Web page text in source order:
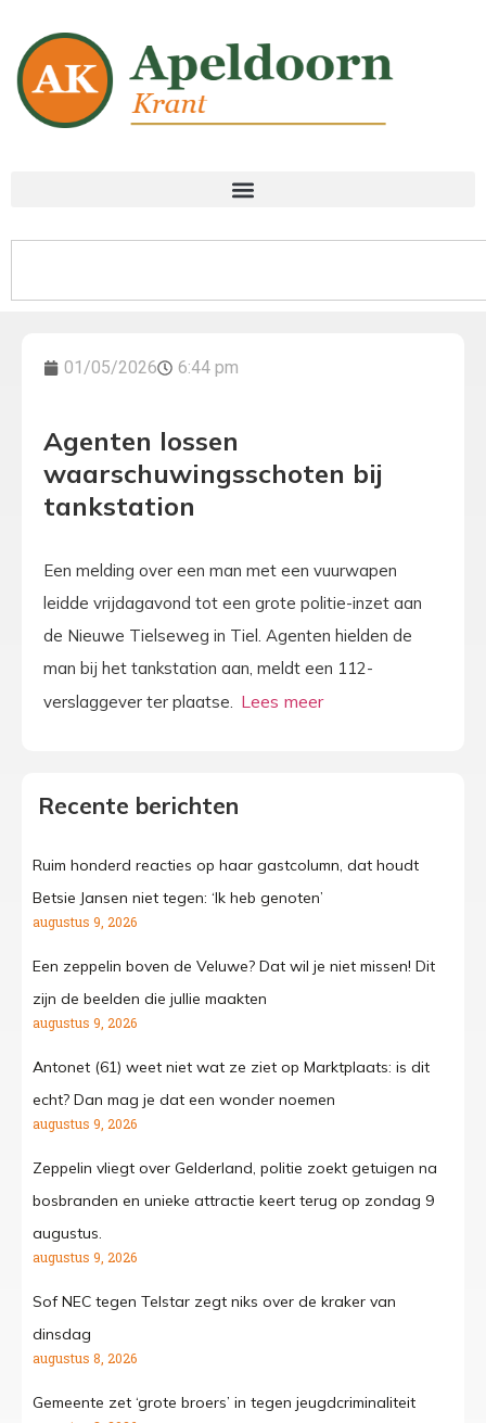
01/05/2026 6:44 pm
Agenten lossen
waarschuwingsschoten bij
tankstation
Een melding over een man met een vuurwapen
leidde vrijdagavond tot een grote politie-inzet aan
de Nieuwe Tielseweg in Tiel. Agenten hielden de
man bij het tankstation aan, meldt een 112-
verslaggever ter plaatse.
Recente berichten
Ruim honderd reacties op haar gastcolumn, dat houdt
Betsie Jansen niet tegen: ‘Ik heb genoten’
augustus 9, 2026
Een zeppelin boven de Veluwe? Dat wil je niet missen! Dit
zijn de beelden die jullie maakten
augustus 9, 2026
Antonet (61) weet niet wat ze ziet op Marktplaats: is dit
echt? Dan mag je dat een wonder noemen
augustus 9, 2026
Zeppelin vliegt over Gelderland, politie zoekt getuigen na
bosbranden en unieke attractie keert terug op zondag 9
augustus.
augustus 9, 2026
Sof NEC tegen Telstar zegt niks over de kraker van
dinsdag
augustus 8, 2026
Gemeente zet ‘grote broers’ in tegen jeugdcriminaliteit